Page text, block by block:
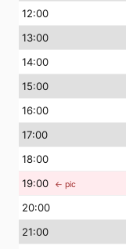
12:00
13:00
14:00
15:00
16:00
17:00
18:00
19:00 ← pic
20:00
21:00